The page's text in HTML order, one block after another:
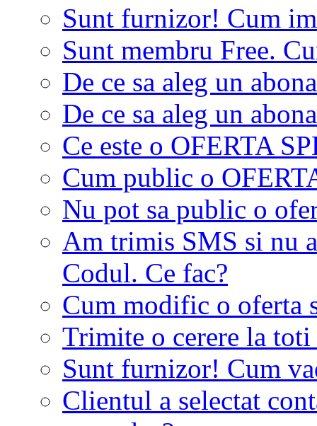
Sunt furnizor! Cum
Sunt membru Free.
De ce sa aleg un
De ce sa aleg un
Ce este o OFERTA
Cum public o
Nu pot sa public o
Am trimis SMS si nu
Codul. Ce fac?
Cum modific o oferta
Trimite o cerere la
Sunt furnizor! Cum
Clientul a selectat